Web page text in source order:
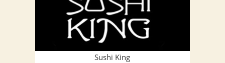
Sushi King